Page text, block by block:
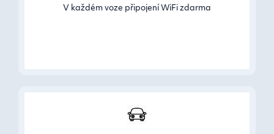
V každém voze připojení WiFi zdarma